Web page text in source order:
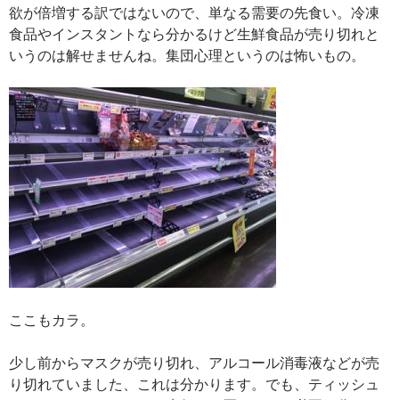
欲が倍増する訳ではないので、単なる需要の先食い。冷凍
食品やインスタントなら分かるけど生鮮食品が売り切れと
いうのは解せませんね。集団心理というのは怖いもの。
ここもカラ。
少し前からマスクが売り切れ、アルコール消毒液などが売
り切れていました、これは分かります。でも、ティッシュ